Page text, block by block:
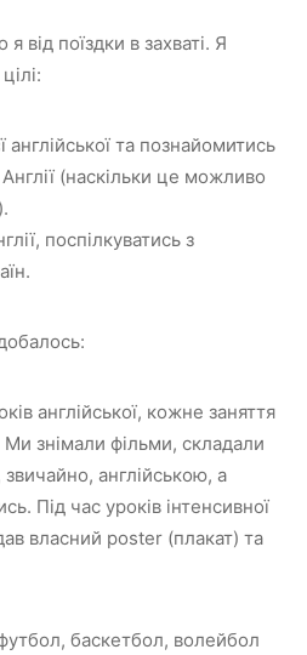
від поїздки в захваті. Я
англійської та познайомитись
(наскільки це можливо
поспілкуватись з
англійської, кожне заняття
Ми знімали фільми, складали
звичайно, англійською, а
Під час уроків інтенсивної
власний poster (плакат) та
баскетбол, волейбол